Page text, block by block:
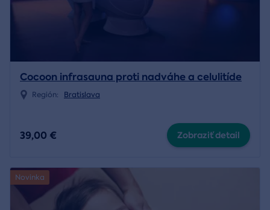
Cocoon infrasauna proti nadváhe a celulitíde
Región: Bratislava
39,00 € Zobraziť detail
Novinka